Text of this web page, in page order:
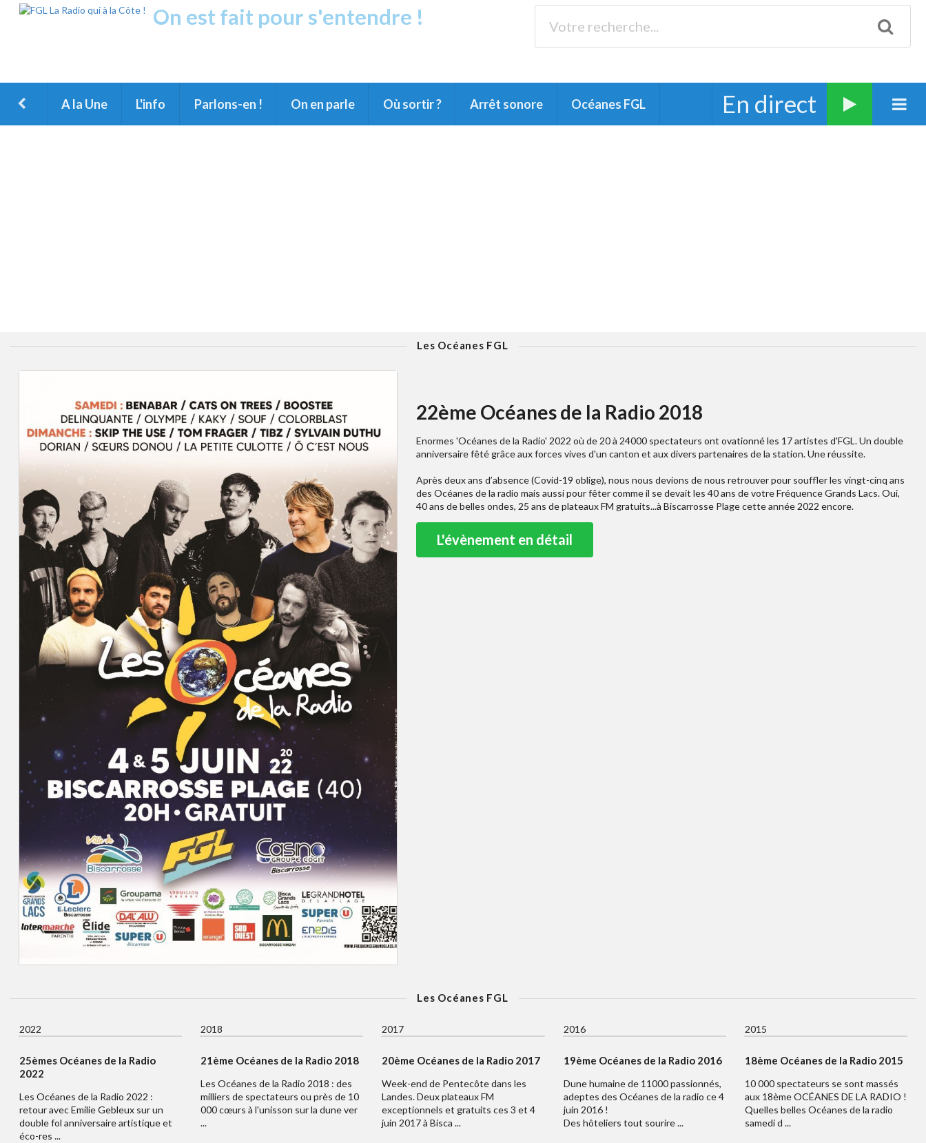
On est fait pour s'entendre !
A la Une L'info Parlons-en ! On en parle Où sortir ? Arrêt sonore Océanes FGL En direct
Les Océanes FGL
22ème Océanes de la Radio 2018
Enormes 'Océanes de la Radio' 2022 où de 20 à 24000 spectateurs ont ovationné les 17 artistes d'FGL. Un double
anniversaire fêté grâce aux forces vives d'un canton et aux divers partenaires de la station. Une réussite.
Après deux ans d’absence (Covid-19 oblige), nous nous devions de nous retrouver pour souffler les vingt-cinq ans
des Océanes de la radio mais aussi pour fêter comme il se devait les 40 ans de votre Fréquence Grands Lacs. Oui,
40 ans de belles ondes, 25 ans de plateaux FM gratuits...à Biscarrosse Plage cette année 2022 encore.
L'évènement en détail
Les Océanes FGL
2022
25èmes Océanes de la Radio
2022
Les Océanes de la Radio 2022 :
retour avec Emilie Gebleux sur un
double fol anniversaire artistique et
éco-res ...
2018
21ème Océanes de la Radio 2018
Les Océanes de la Radio 2018 : des
milliers de spectateurs ou près de 10
000 cœurs à l'unisson sur la dune ver
...
2017
20ème Océanes de la Radio 2017
Week-end de Pentecôte dans les
Landes. Deux plateaux FM
exceptionnels et gratuits ces 3 et 4
juin 2017 à Bisca ...
2016
19ème Océanes de la Radio 2016
Dune humaine de 11000 passionnés,
adeptes des Océanes de la radio ce 4
juin 2016 !
Des hôteliers tout sourire ...
2015
18ème Océanes de la Radio 2015
10 000 spectateurs se sont massés
aux 18ème OCÉANES DE LA RADIO !
Quelles belles Océanes de la radio
samedi d ...